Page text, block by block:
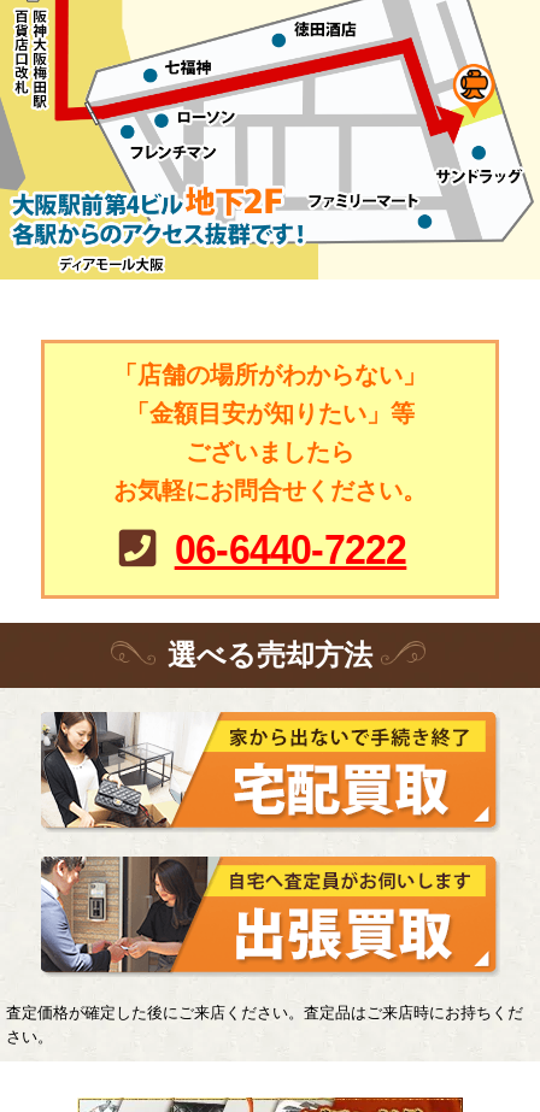
「店舗の場所がわからない」
「金額目安が知りたい」等
ございましたら
お気軽にお問合せください。
06-6440-7222
選べる売却方法
査定価格が確定した後にご来店ください。査定品はご来店時にお持ちくだ
さい。